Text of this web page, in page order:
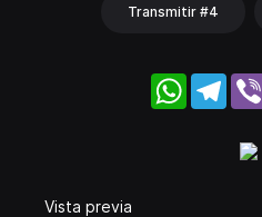
Transmitir #4
Vista previa